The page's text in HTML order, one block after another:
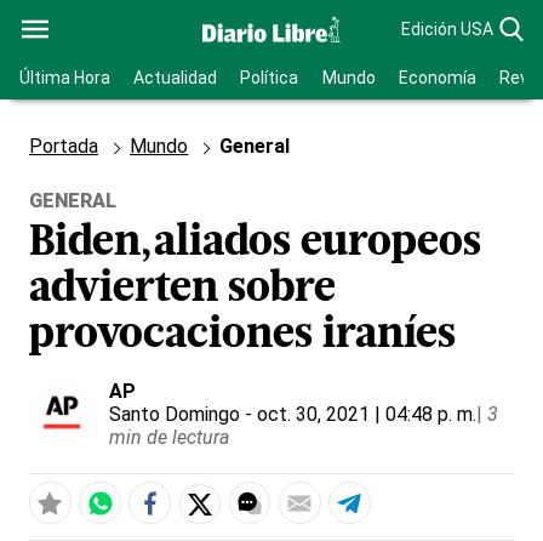
Edición USA
Última Hora Actualidad Política Mundo Economía
Portada Mundo General
GENERAL
Biden,aliados europeos
advierten sobre
provocaciones iraníes
AP
Santo Domingo - oct. 30, 2021 | 04:48 p. m.| 3
min de lectura